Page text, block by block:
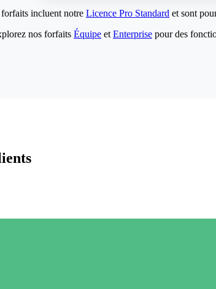
incluent notre Licence Pro Standard et sont
nos forfaits Équipe et Enterprise pour des